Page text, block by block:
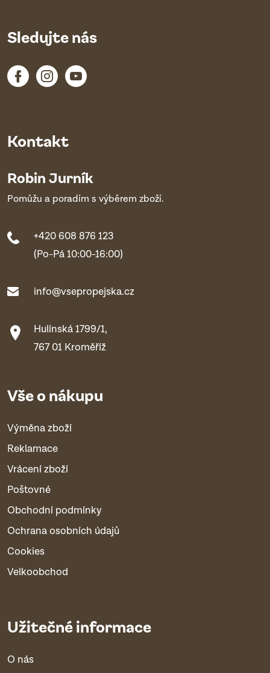
Kontakt
Robin Jurník
Pomůžu a poradím s výběrem zboží.
+420 608 876 123
(Po-Pá 10:00-16:00)
info@vsepropejska.cz
Hulínská 1799/1,
767 01 Kroměříž
Vše o nákupu
Výměna zboží
Reklamace
Vrácení zboží
Poštovné
Obchodní podmínky
Ochrana osobních údajů
Cookies
Velkoobchod
Užitečné informace
O nás
Sledujte nás